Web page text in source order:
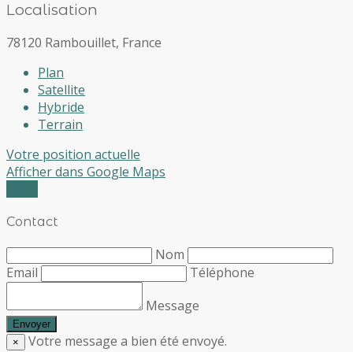
Localisation
78120 Rambouillet, France
Plan
Satellite
Hybride
Terrain
Votre position actuelle
Afficher dans Google Maps
Contact
Nom
Email
Téléphone
Message
× Votre message a bien été envoyé.